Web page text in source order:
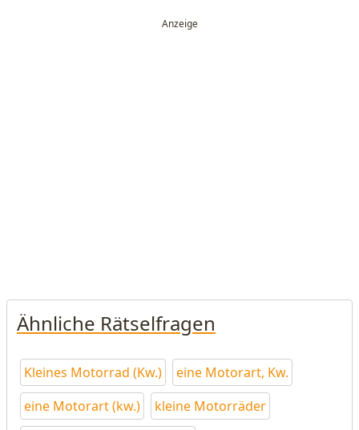
Ähnliche Rätselfragen
Kleines Motorrad (Kw.)
eine Motorart, Kw.
eine Motorart (kw.)
kleine Motorräder